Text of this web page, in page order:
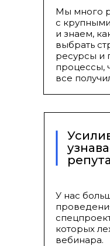
в неделю
в 2,4 раза
Мы много
с
и знаем,
выбрать
ресурсы и
процессы,
все
У нас
которых
вебинара.